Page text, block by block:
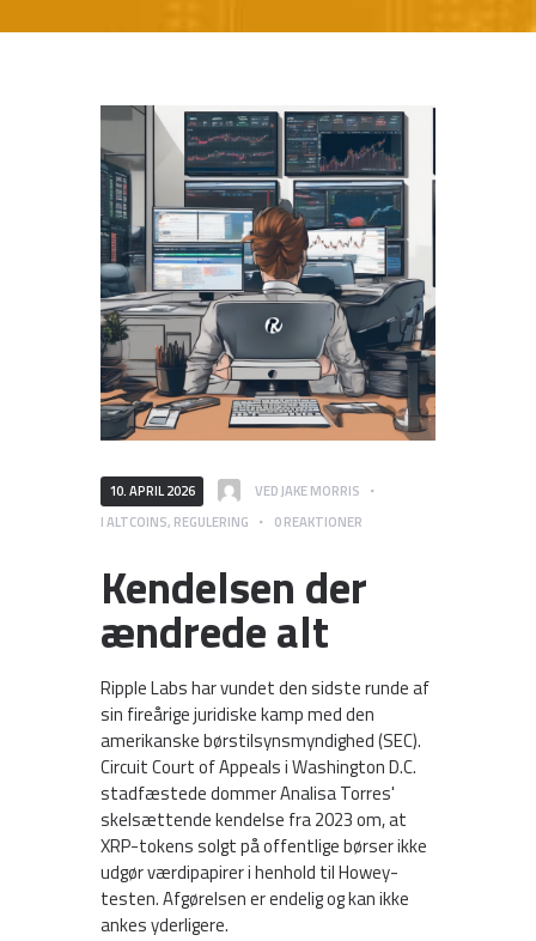
10. APRIL 2026 VED JAKE MORRIS
IALTCOINS, REGULERING 0REAKTIONER
Kendelsen der
ændrede alt
Ripple Labs har vundet den sidste runde af
sin fireårige juridiske kamp med den
amerikanske børstilsynsmyndighed (SEC).
Circuit Court of Appeals i Washington D.C.
stadfæstede dommer Analisa Torres'
skelsættende kendelse fra 2023 om, at
XRP-tokens solgt på offentlige børser ikke
udgør værdipapirer i henhold til Howey-
testen. Afgørelsen er endelig og kan ikke
ankes yderligere.